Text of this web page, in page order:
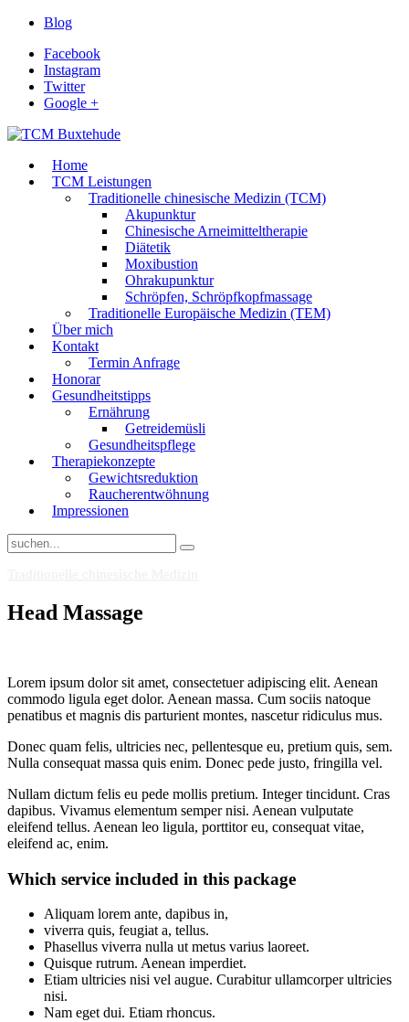
Blog
Facebook
Instagram
Twitter
Google +
Home
TCM Leistungen
Traditionelle chinesische Medizin (TCM)
Akupunktur
Chinesische Arneimitteltherapie
Diätetik
Moxibustion
Ohrakupunktur
Schröpfen, Schröpfkopfmassage
Traditionelle Europäische Medizin (TEM)
Über mich
Kontakt
Termin Anfrage
Honorar
Gesundheitstipps
Ernährung
Getreidemüsli
Gesundheitspflege
Therapiekonzepte
Gewichtsreduktion
Raucherentwöhnung
Impressionen
Head Massage
Lorem ipsum dolor sit amet, consectetuer adipiscing elit. Aenean
commodo ligula eget dolor. Aenean massa. Cum sociis natoque
penatibus et magnis dis parturient montes, nascetur ridiculus mus.
Donec quam felis, ultricies nec, pellentesque eu, pretium quis, sem.
Nulla consequat massa quis enim. Donec pede justo, fringilla vel.
Nullam dictum felis eu pede mollis pretium. Integer tincidunt. Cras
dapibus. Vivamus elementum semper nisi. Aenean vulputate
eleifend tellus. Aenean leo ligula, porttitor eu, consequat vitae,
eleifend ac, enim.
Which service included in this package
Aliquam lorem ante, dapibus in,
viverra quis, feugiat a, tellus.
Phasellus viverra nulla ut metus varius laoreet.
Quisque rutrum. Aenean imperdiet.
Etiam ultricies nisi vel augue. Curabitur ullamcorper ultricies
nisi.
Nam eget dui. Etiam rhoncus.